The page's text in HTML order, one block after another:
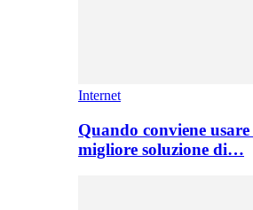
Internet
Quando conviene
migliore soluzione di…